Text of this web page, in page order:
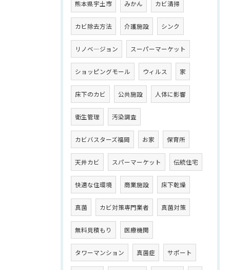
熊本県宇土市 みかん カビ清掃
カビ除去方法 介護施設 シンク
リノベ―ジョン スーパーマーケット
ショッピングモール ウィルス 家
床下のカビ 公共施設 人体に影響
衛生管理 汚染調査
カビバスターズ福岡 お家 保育所
天井カビ スパーマーケット 伝統住宅
快適な住環境 商業施設 床下乾燥
真菌 カビ対策専門業者 真菌対策
無料見積もり 医療機関
タワーマンション 真菌症 サポート